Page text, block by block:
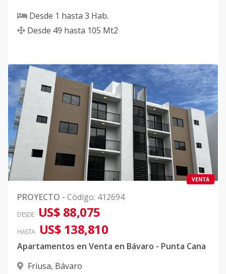
Desde 1 hasta 3 Hab.
Desde 49 hasta 105 Mt2
VENTA
PROYECTO - Código: 412694
DESDE US$ 88,075
HASTA US$ 138,810
Apartamentos en Venta en Bávaro - Punta Cana
Friusa, Bávaro